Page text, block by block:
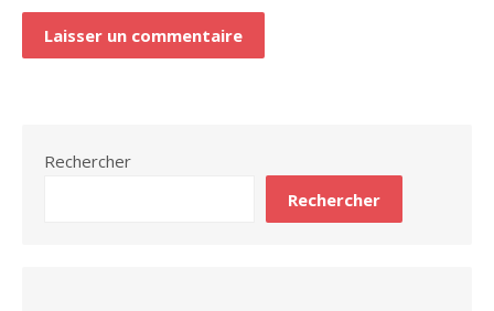
Rechercher
Rechercher